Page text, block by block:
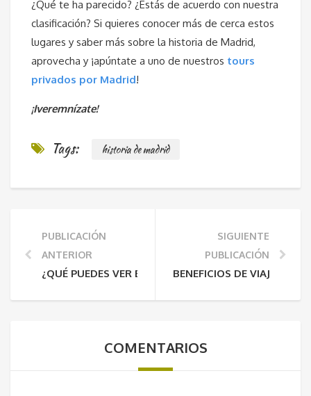
¿Qué te ha parecido? ¿Estás de acuerdo con nuestra
clasificación? Si quieres conocer más de cerca estos
lugares y saber más sobre la historia de Madrid,
aprovecha y ¡apúntate a uno de nuestros tours
privados por Madrid!
¡Iveremnízate!
Tags: historia de madrid
PUBLICACIÓN
ANTERIOR
¿QUÉ PUEDES VER EN NUMANCIA?
SIGUIENTE
PUBLICACIÓN
BENEFICIOS DE VIAJAR
COMENTARIOS